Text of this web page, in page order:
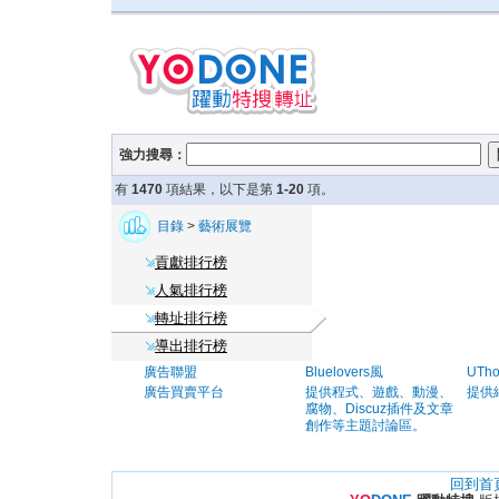
強力搜尋：
有 1470 項結果，以下是第 1-20 項。
目錄 > 藝術展覽
貢獻排行榜
人氣排行榜
轉址排行榜
導出排行榜
廣告聯盟
廣告買賣平台
Bluelovers風
提供程式、遊戲、動漫、
腐物、Discuz插件及文章
創作等主題討論區。
提供
回到首